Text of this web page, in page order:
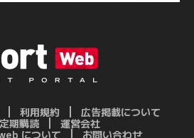
利用規約
広告掲載について
期購読
運営会社
について
お問い合わせ